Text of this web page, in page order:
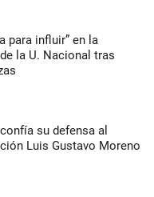
para influir” en la
la U. Nacional tras
su defensa al
Luis Gustavo Moreno